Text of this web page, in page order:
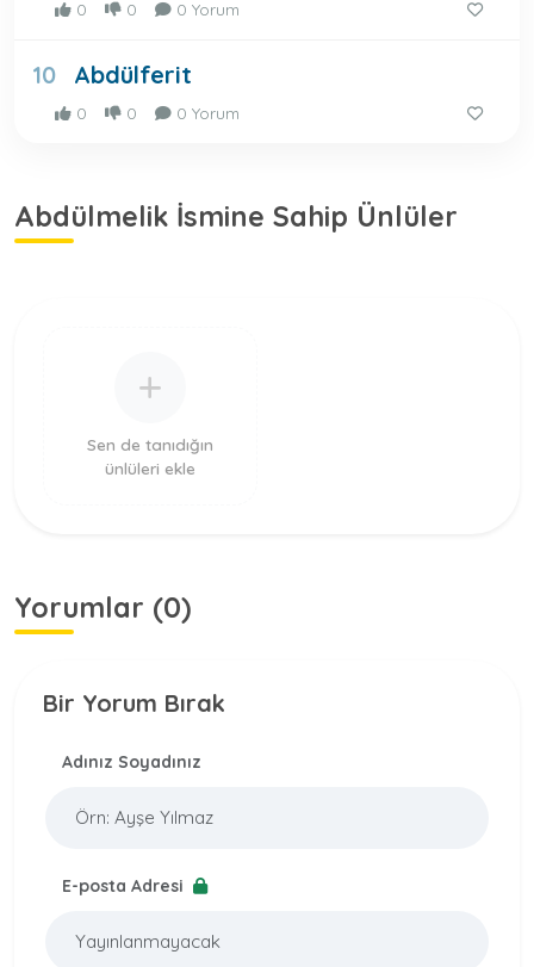
0 0 0 Yorum
10 Abdülferit
0 0 0 Yorum
Abdülmelik İsmine Sahip Ünlüler
Sen de tanıdığın
ünlüleri ekle
Yorumlar (0)
Bir Yorum Bırak
Adınız Soyadınız
E-posta Adresi